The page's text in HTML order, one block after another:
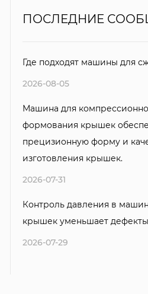
ПОСЛЕДНИЕ
Где подходят машины для
2026-08-05
Машина для
формования крышек
прецизионную форму и
изготовления крышек.
2026-07-31
Контроль давления в
крышек уменьшает
2026-07-29